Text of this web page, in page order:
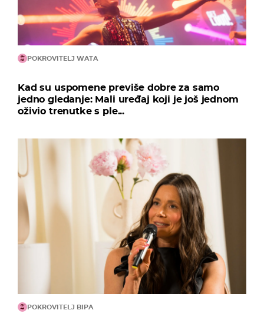
POKROVITELJ WATA
Kad su uspomene previše dobre za samo
jedno gledanje: Mali uređaj koji je još jednom
oživio trenutke s ple...
POKROVITELJ BIPA